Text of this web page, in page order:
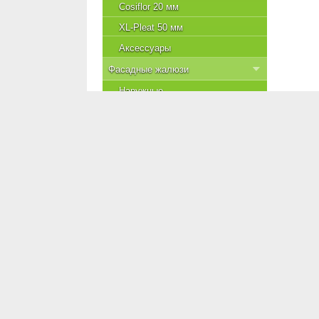
Cosiflor 20 мм
XL-Pleat 50 мм
Аксессуары
Фасадные жалюзи
Наружные